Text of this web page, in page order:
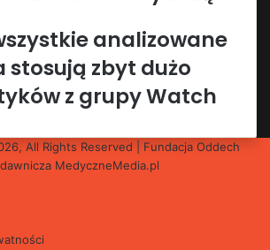
analizowane
stosują zbyt dużo
z grupy Watch
All Rights Reserved | Fundacja Oddech
MedyczneMedia.pl